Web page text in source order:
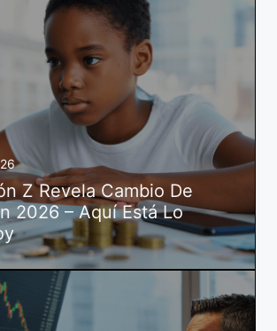
Z Revela Cambio De
2026 – Aquí Está Lo